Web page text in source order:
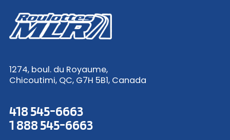
1274, boul. du Royaume,
Chicoutimi, QC, G7H 5B1, Canada
418 545-6663
1 888 545-6663